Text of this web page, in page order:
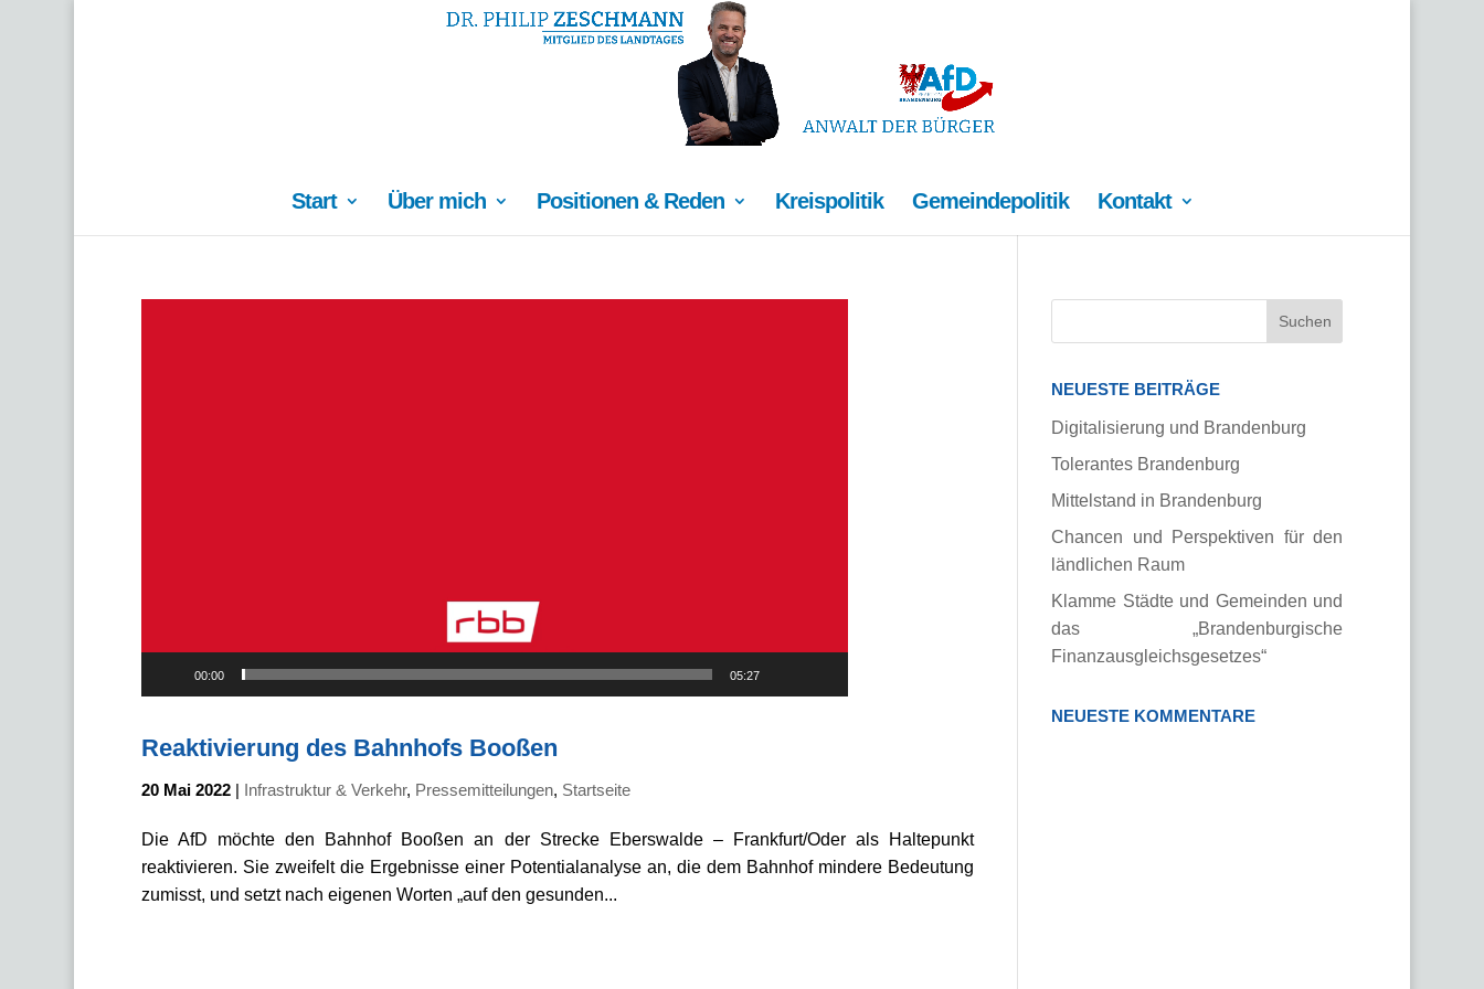
Start Über mich Positionen & Reden Kreispolitik Gemeindepolitik Kontakt
00:00 05:27
Reaktivierung des Bahnhofs Booßen
20 Mai 2022| Infrastruktur & Verkehr, Pressemitteilungen, Startseite
Die AfD möchte den Bahnhof Booßen an der Strecke Eberswalde – Frankfurt/Oder als Haltepunkt
reaktivieren. Sie zweifelt die Ergebnisse einer Potentialanalyse an, die dem Bahnhof mindere Bedeutung
zumisst, und setzt nach eigenen Worten „auf den gesunden...
NEUESTE BEITRÄGE
Digitalisierung und Brandenburg
Tolerantes Brandenburg
Mittelstand in Brandenburg
Chancen und Perspektiven für den
ländlichen Raum
Klamme Städte und Gemeinden und
das „Brandenburgische
Finanzausgleichsgesetzes“
NEUESTE KOMMENTARE